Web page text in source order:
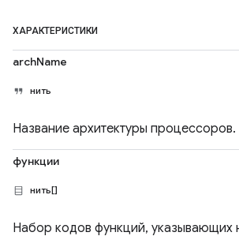
ХАРАКТЕРИСТИКИ
archName
нить
Название архитектуры процессоров.
функции
нить[]
Набор кодов функций, указывающих